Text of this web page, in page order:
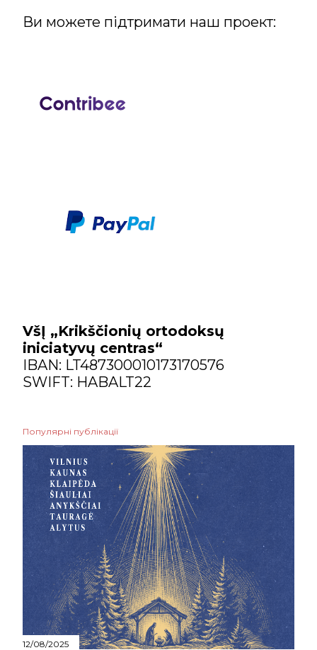
Ви можете підтримати наш проект:
VšĮ „Krikščionių ortodoksų
iniciatyvų centras“
IBAN: LT487300010173170576
SWIFT: HABALT22
Популярні публікації
12/08/2025